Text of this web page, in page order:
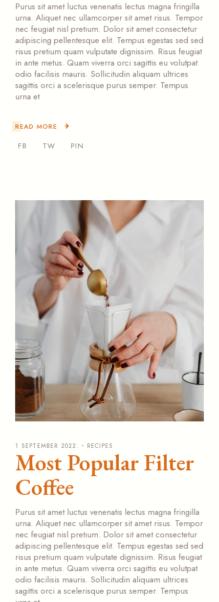
Purus sit amet luctus venenatis lectus magna fringilla
urna. Aliquet nec ullamcorper sit amet risus. Tempor
nec feugiat nisl pretium. Dolor sit amet consectetur
adipiscing pellentesque elit. Tempus egestas sed sed
risus pretium quam vulputate dignissim. Risus feugiat
in ante metus. Quam viverra orci sagittis eu volutpat
odio facilisis mauris. Sollicitudin aliquam ultrices
sagittis orci a scelerisque purus semper. Tempus
urna et
READ MORE
FB TW PIN
1 SEPTEMBER 2022. RECIPES
Most Popular Filter
Coffee
Purus sit amet luctus venenatis lectus magna fringilla
urna. Aliquet nec ullamcorper sit amet risus. Tempor
nec feugiat nisl pretium. Dolor sit amet consectetur
adipiscing pellentesque elit. Tempus egestas sed sed
risus pretium quam vulputate dignissim. Risus feugiat
in ante metus. Quam viverra orci sagittis eu volutpat
odio facilisis mauris. Sollicitudin aliquam ultrices
sagittis orci a scelerisque purus semper. Tempus